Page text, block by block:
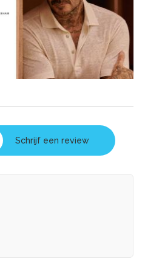
Schrijf een review